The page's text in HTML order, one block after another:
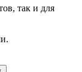
так и для